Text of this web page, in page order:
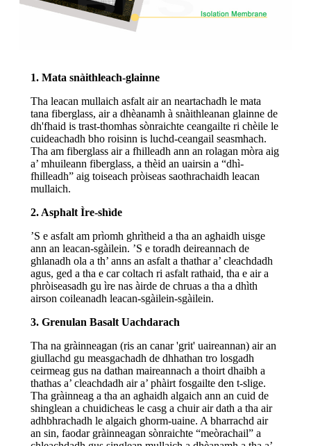
1. Mata snàithleach-glainne
Tha leacan mullaich asfalt air an neartachadh le mata
tana fiberglass, air a dhèanamh à snàithleanan glainne de
dh'fhaid is trast-thomhas sònraichte ceangailte ri chèile le
cuideachadh bho roisinn is luchd-ceangail seasmhach.
Tha am fiberglass air a fhilleadh ann an rolagan mòra aig
a’ mhuileann fiberglass, a thèid an uairsin a “dhì-
fhilleadh” aig toiseach pròiseas saothrachaidh leacan
mullaich.
2. Asphalt Ìre-shìde
’S e asfalt am prìomh ghrìtheid a tha an aghaidh uisge
ann an leacan-sgàilein. ’S e toradh deireannach de
ghlanadh ola a th’ anns an asfalt a thathar a’ cleachdadh
agus, ged a tha e car coltach ri asfalt rathaid, tha e air a
phròiseasadh gu ìre nas àirde de chruas a tha a dhìth
airson coileanadh leacan-sgàilein-sgàilein.
3. Grenulan Basalt Uachdarach
Tha na gràinneagan (ris an canar 'grit' uaireannan) air an
giullachd gu measgachadh de dhhathan tro losgadh
ceirmeag gus na dathan maireannach a thoirt dhaibh a
thathas a’ cleachdadh air a’ phàirt fosgailte den t-slige.
Tha gràinneag a tha an aghaidh algaich ann an cuid de
shinglean a chuidicheas le casg a chuir air dath a tha air
adhbhrachadh le algaich ghorm-uaine. A bharrachd air
an sin, faodar gràinneagan sònraichte “meòrachail” a